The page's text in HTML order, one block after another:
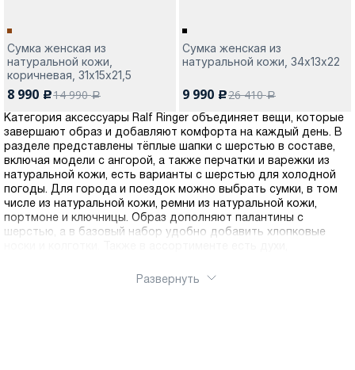
Сумка женская из
натуральной кожи,
коричневая, 31х15х21,5
8 990 c14 990a
Сумка женская из
натуральной кожи, 34х13х22
9 990 c26 410a
Категория аксессуары Ralf Ringer объединяет вещи, которые
завершают образ и добавляют комфорта на каждый день. В
разделе представлены тёплые шапки с шерстью в составе,
включая модели с ангорой, а также перчатки и варежки из
натуральной кожи, есть варианты с шерстью для холодной
погоды. Для города и поездок можно выбрать сумки, в том
числе из натуральной кожи, ремни из натуральной кожи,
портмоне и ключницы. Образ дополняют палантины с
шерстью, а в базовый набор удобно добавить хлопковые
чтобы любимые пары дольше сохраняли аккуратный вид.
Развернуть